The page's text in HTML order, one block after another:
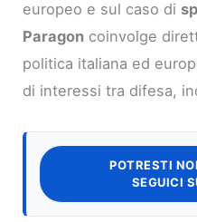
europeo e sul caso di
Paragon coinvolge
politica italiana ed
di interessi tra difesa,
POTRESTI
SEGUICI